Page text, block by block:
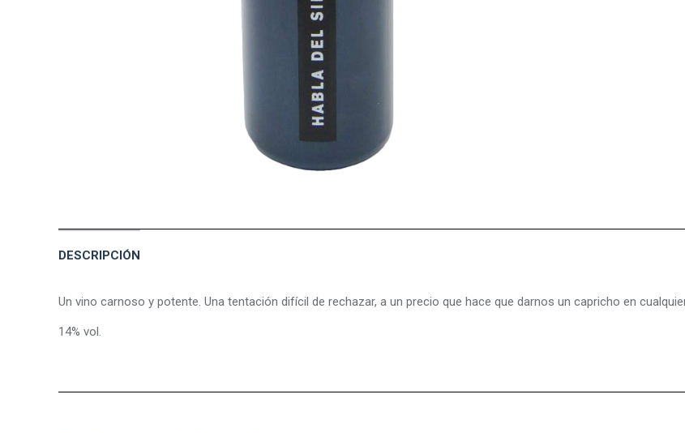
DESCRIPCIÓN
Un vino carnoso y potente. Una tentación difícil de rechazar, a un precio que hace que darnos un capricho en
14% vol.